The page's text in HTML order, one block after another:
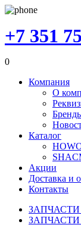
+7 351
0
Компания
О
Каталог
Акции
Доставка и
Контакты
ЗАПЧАСТИ
ЗАПЧАСТИ